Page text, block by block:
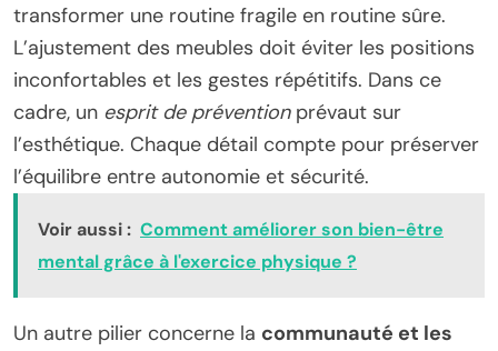
transformer une routine fragile en routine sûre.
L’ajustement des meubles doit éviter les positions
inconfortables et les gestes répétitifs. Dans ce
cadre, un esprit de préventionprévaut sur
l’esthétique. Chaque détail compte pour préserver
l’équilibre entre autonomie et sécurité.
Voir aussi : Comment améliorer son bien-être
mental grâce à l'exercice physique ?
Un autre pilier concerne la communauté et les